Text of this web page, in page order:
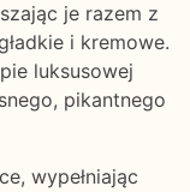
je razem z
i kremowe.
luksusowej
pikantnego
wypełniając